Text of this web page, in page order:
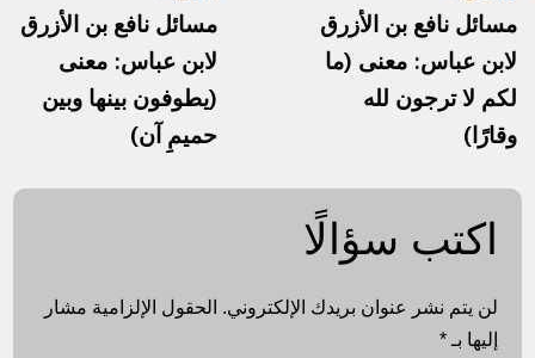
مسائل نافع بن الأزرق
لابن عباس: معنى (ما
لكم لا ترجون لله
وقارًا)
مسائل نافع بن الأزرق
لابن عباس: معنى
(يطوفون بينها وبين
حميمٍ آن)
اكتب سؤالًا
لن يتم نشر عنوان بريدك الإلكتروني. الحقول الإلزامية مشار
إليها بـ*